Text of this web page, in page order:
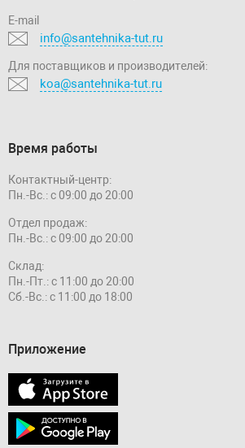
E-mail
info@santehnika-tut.ru
Для поставщиков и производителей:
koa@santehnika-tut.ru
Время работы
Контактный-центр:
Пн.-Вс.: с 09:00 до 20:00
Отдел продаж:
Пн.-Вс.: с 09:00 до 20:00
Склад:
Пн.-Пт.: с 11:00 до 20:00
Сб.-Вс.: с 11:00 до 18:00
Приложение